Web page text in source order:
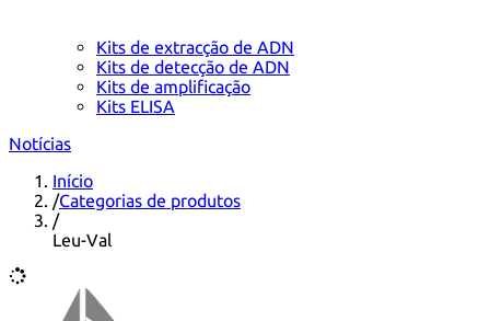
Kits de extracção de ADN
Kits de detecção de ADN
Kits de amplificação
Kits ELISA
Notícias
Início
/Categorias de produtos
/
Leu-Val